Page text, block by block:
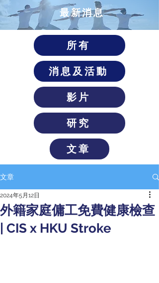
​最新消息
所有
消息及活動
影片
研究
文章
文章
外籍家庭傭工免費健康檢查
| CIS x HKU Stroke
2024年5月12日